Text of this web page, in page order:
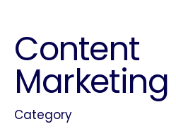
Content
Marketing
Category